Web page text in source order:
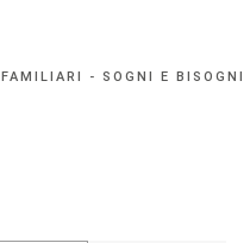
FAMILIARI - SOGNI E BISOGNI